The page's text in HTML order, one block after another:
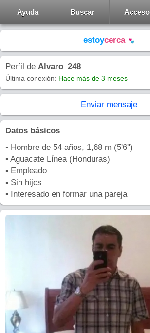
Ayuda Buscar Acceso
estoycerca
Perfil de Alvaro_248
Última conexión: Hace más de 3 meses
Enviar mensaje
Datos básicos
▪ Hombre de 54 años, 1,68 m (5'6'')
▪ Aguacate Línea (Honduras)
▪ Empleado
▪ Sin hijos
▪ Interesado en formar una pareja